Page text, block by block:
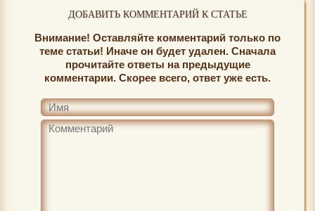
ДОБАВИТЬ КОММЕНТАРИЙ К СТАТЬЕ
Внимание! Оставляйте комментарий только по
теме статьи! Иначе он будет удален. Сначала
прочитайте ответы на предыдущие
комментарии. Скорее всего, ответ уже есть.